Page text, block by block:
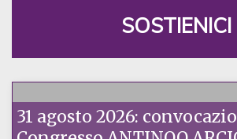
SOSTIENICI
31 agosto 2026: